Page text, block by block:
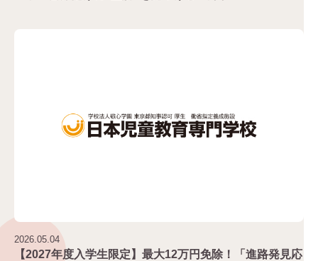
2026.05.04
【2027年度入学生限定】最大12万円免除！「進路発見応